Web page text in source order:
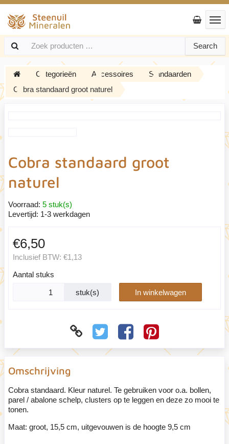
Search
Categorieën Accessoires
Standaarden
Cobra standaard groot naturel
Cobra standaard groot
naturel
Voorraad: 5 stuk(s)
Levertijd: 1-3 werkdagen
€6,50
Inclusief BTW: €1,13
Aantal stuks
stuk(s) In winkelwagen
Omschrijving
Cobra standaard. Kleur naturel. Te gebruiken voor o.a. bollen,
parel / abalone schelp, clusters op te leggen en deze zo mooi te
tonen.
Maat: groot, 15,5 cm, uitgevouwen is de hoogte 9,5 cm